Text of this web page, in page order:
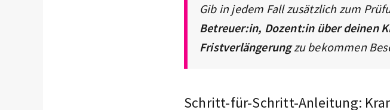
Gib in jedem Fall zusätzlich zum
Betreuer:in, Dozent:in über deinen
Fristverlängerungzu bekommen
Schritt-für-Schritt-Anleitung: